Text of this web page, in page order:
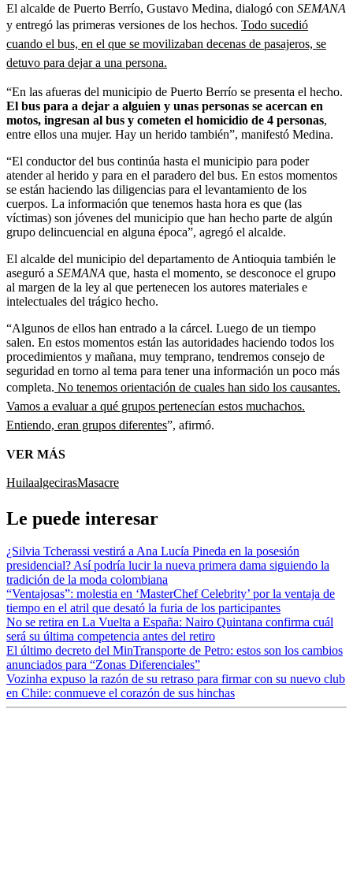
El alcalde de Puerto Berrío, Gustavo Medina, dialogó con SEMANA
y entregó las primeras versiones de los hechos. Todo sucedió
cuando el bus, en el que se movilizaban decenas de pasajeros, se
detuvo para dejar a una persona.
“En las afueras del municipio de Puerto Berrío se presenta el hecho.
El bus para a dejar a alguien y unas personas se acercan en
motos, ingresan al bus y cometen el homicidio de 4 personas,
entre ellos una mujer. Hay un herido también”, manifestó Medina.
“El conductor del bus continúa hasta el municipio para poder
atender al herido y para en el paradero del bus. En estos momentos
se están haciendo las diligencias para el levantamiento de los
cuerpos. La información que tenemos hasta hora es que (las
víctimas) son jóvenes del municipio que han hecho parte de algún
grupo delincuencial en alguna época”, agregó el alcalde.
El alcalde del municipio del departamento de Antioquia también le
aseguró a SEMANA que, hasta el momento, se desconoce el grupo
al margen de la ley al que pertenecen los autores materiales e
intelectuales del trágico hecho.
“Algunos de ellos han entrado a la cárcel. Luego de un tiempo
salen. En estos momentos están las autoridades haciendo todos los
procedimientos y mañana, muy temprano, tendremos consejo de
seguridad en torno al tema para tener una información un poco más
completa. No tenemos orientación de cuales han sido los causantes.
Vamos a evaluar a qué grupos pertenecían estos muchachos.
Entiendo, eran grupos diferentes”, afirmó.
VER MÁS
HuilaalgecirasMasacre
Le puede interesar
¿Silvia Tcherassi vestirá a Ana Lucía Pineda en la posesión
presidencial? Así podría lucir la nueva primera dama siguiendo la
tradición de la moda colombiana
“Ventajosas”: molestia en ‘MasterChef Celebrity’ por la ventaja de
tiempo en el atril que desató la furia de los participantes
No se retira en La Vuelta a España: Nairo Quintana confirma cuál
será su última competencia antes del retiro
El último decreto del MinTransporte de Petro: estos son los cambios
anunciados para “Zonas Diferenciales”
Vozinha expuso la razón de su retraso para firmar con su nuevo club
en Chile: conmueve el corazón de sus hinchas